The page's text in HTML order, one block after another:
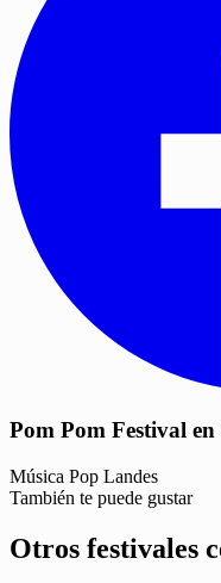
Pom Pom Festival en
Música Pop Landes
También te puede gustar
Otros festivales